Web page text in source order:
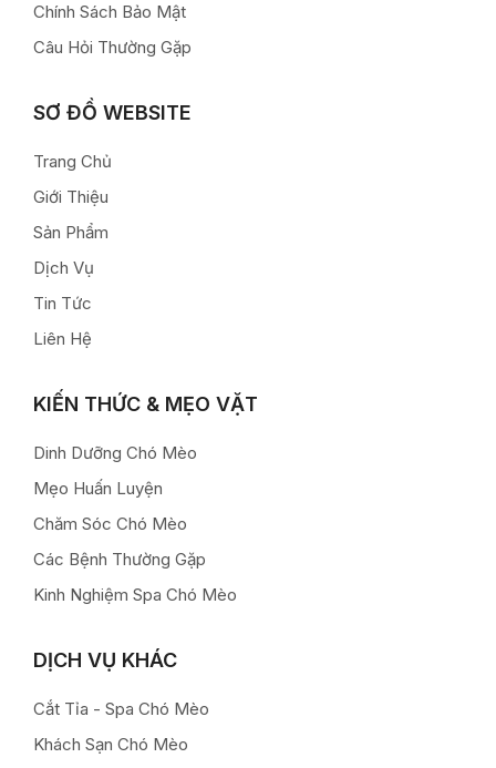
Chính Sách Bảo Mật
Câu Hỏi Thường Gặp
SƠ ĐỒ WEBSITE
Trang Chủ
Giới Thiệu
Sản Phẩm
Dịch Vụ
Tin Tức
Liên Hệ
KIẾN THỨC & MẸO VẶT
Dinh Dưỡng Chó Mèo
Mẹo Huấn Luyện
Chăm Sóc Chó Mèo
Các Bệnh Thường Gặp
Kinh Nghiệm Spa Chó Mèo
DỊCH VỤ KHÁC
Cắt Tỉa - Spa Chó Mèo
Khách Sạn Chó Mèo